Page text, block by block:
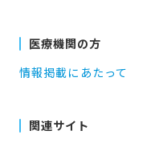
医療機関の方
情報掲載にあたって
関連サイト